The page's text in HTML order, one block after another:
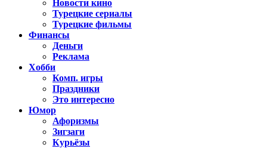
Новости кино
Турецкие сериалы
Турецкие фильмы
Финансы
Деньги
Реклама
Хобби
Комп. игры
Праздники
Это интересно
Юмор
Афоризмы
Зигзаги
Курьёзы